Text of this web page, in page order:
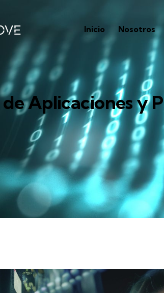
Inicio Nosotros
Aplicaciones y